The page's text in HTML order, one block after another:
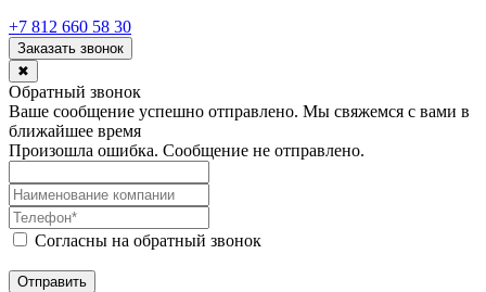
+7 812 660 58 30
Заказать звонок
✖
Обратный звонок
Ваше сообщение успешно отправлено. Мы свяжемся с вами в
ближайшее время
Произошла ошибка. Сообщение не отправлено.
Согласны на обратный звонок
Отправить